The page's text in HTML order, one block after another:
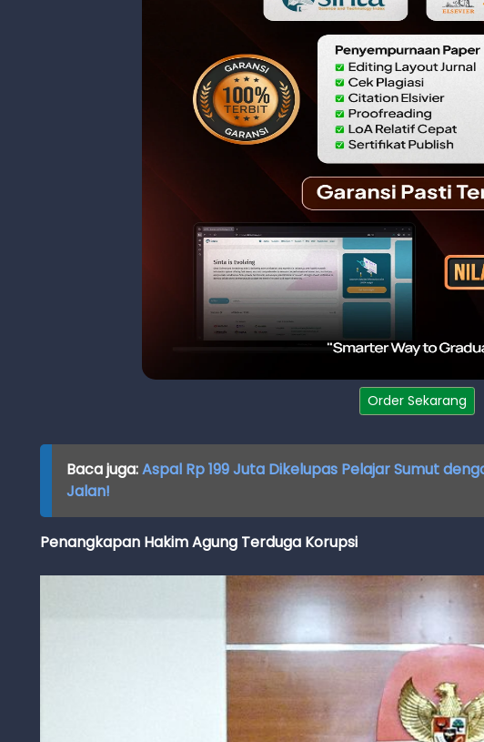
Order Sekarang
Baca juga:Aspal Rp 199 Juta Dikelupas Pelajar Sumut
Jalan!
Penangkapan Hakim Agung Terduga Korupsi